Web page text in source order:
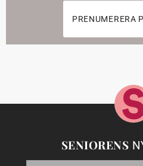
PRENUMERERA
SENIORENS